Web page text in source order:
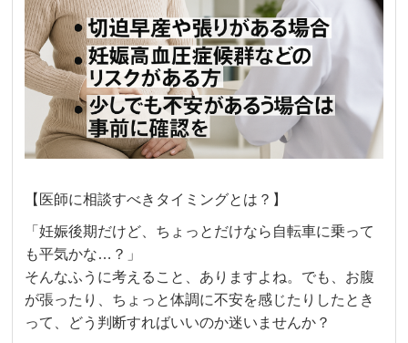
【医師に相談すべきタイミングとは？】
「妊娠後期だけど、ちょっとだけなら自転車に乗って
も平気かな…？」
そんなふうに考えること、ありますよね。でも、お腹
が張ったり、ちょっと体調に不安を感じたりしたとき
って、どう判断すればいいのか迷いませんか？